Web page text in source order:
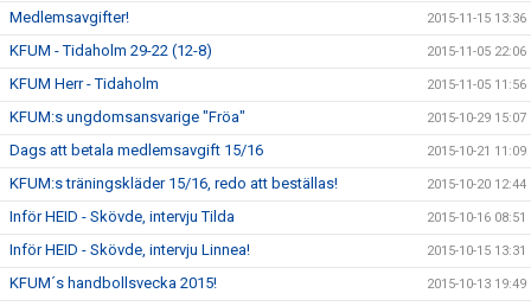
Medlemsavgifter! 2015-11-15 13:36
KFUM - Tidaholm 29-22 (12-8) 2015-11-05 22:06
KFUM Herr - Tidaholm 2015-11-05 11:56
KFUM:s ungdomsansvarige "Fröa" 2015-10-29 15:07
Dags att betala medlemsavgift 15/16 2015-10-21 11:09
KFUM:s träningskläder 15/16, redo att beställas! 2015-10-20 12:44
Inför HEID - Skövde, intervju Tilda 2015-10-16 08:51
Inför HEID - Skövde, intervju Linnea! 2015-10-15 13:31
KFUM´s handbollsvecka 2015! 2015-10-13 19:49